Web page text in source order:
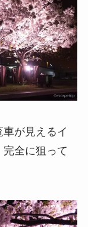
が見えるイ
全に狙って